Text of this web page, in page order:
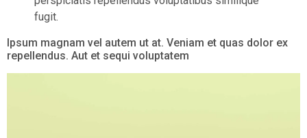
fugit.
Ipsum magnam vel autem ut at. Veniam et quas dolor ex
repellendus. Aut et sequi voluptatem